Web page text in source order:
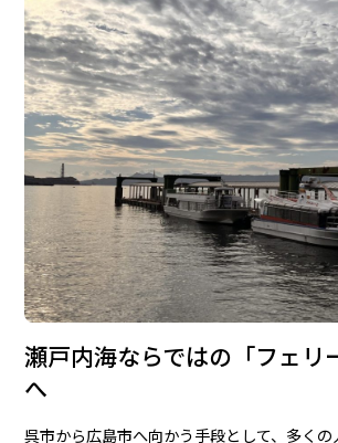
瀬戸内海ならではの「フェリ
へ
呉市から広島市へ向かう手段として、多く